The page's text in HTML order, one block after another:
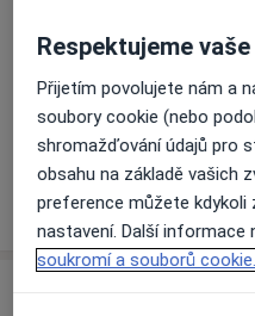
Co mám v takové situaci
Způsoby platby
Na teto adrese lékař
Detaily
Respektujeme
Přijetím povolujete nám a
soubory cookie (nebo
shromažďování údajů pro
obsahu na základě vašich
preference můžete
nastavení. Další informace
soukromí a souborů cookie.